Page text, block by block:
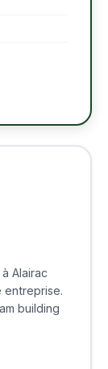
Alairac
entreprise.
building